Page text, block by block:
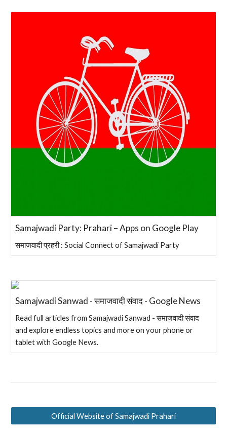
Samajwadi Party: Prahari – Apps on Google Play
समाजवादी प्रहरी : Social Connect of Samajwadi Party
Samajwadi Sanwad - समाजवादी संवाद - Google News
Read full articles from Samajwadi Sanwad - समाजवादी संवाद
and explore endless topics and more on your phone or
tablet with Google News.
Official Website of Samajwadi Prahari